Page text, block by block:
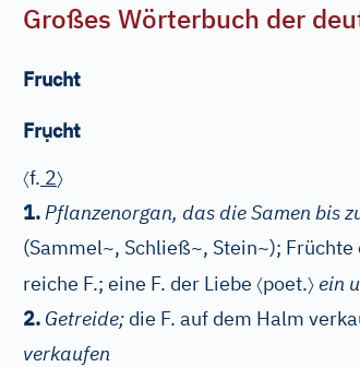
Großes Wörterbuch der
Frucht
Frụcht
〈f. 2〉
1.Pflanzenorgan, das die Samen bis
(Sammel~, Schließ~, Stein~);
reiche F.; eine F. der Liebe 〈poet.〉 ein
2. Getreide; die F. auf dem Halm
verkaufen